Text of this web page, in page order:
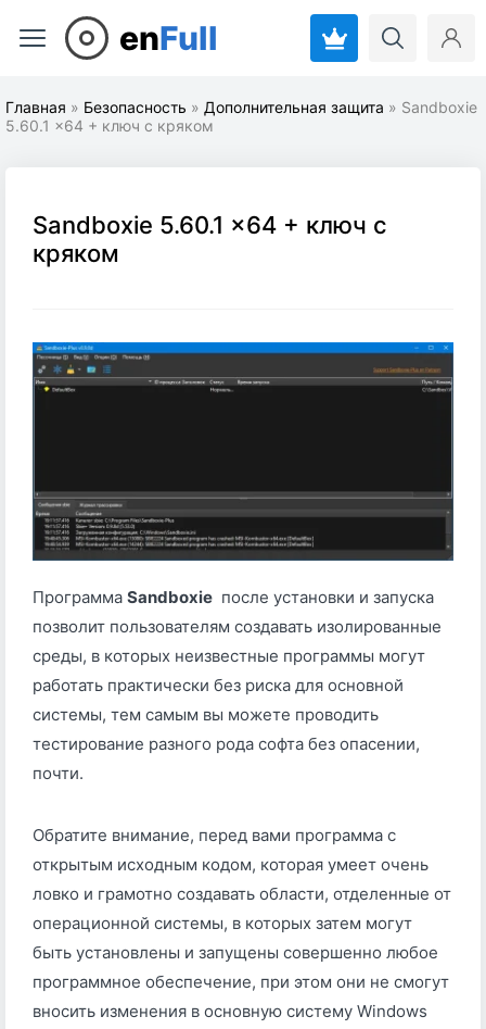
enFull
Главная » Безопасность » Дополнительная защита » Sandboxie
5.60.1 x64 + ключ с кряком
Sandboxie 5.60.1 x64 + ключ с
кряком
Программа Sandboxie после установки и запуска
позволит пользователям создавать изолированные
среды, в которых неизвестные программы могут
работать практически без риска для основной
системы, тем самым вы можете проводить
тестирование разного рода софта без опасении,
почти.
Обратите внимание, перед вами программа с
открытым исходным кодом, которая умеет очень
ловко и грамотно создавать области, отделенные от
операционной системы, в которых затем могут
быть установлены и запущены совершенно любое
программное обеспечение, при этом они не смогут
вносить изменения в основную систему Windows